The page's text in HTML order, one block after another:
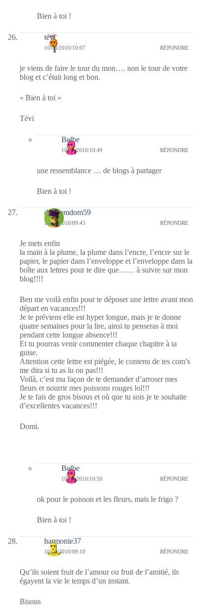
Bien à toi !
tévi
10/08/2010/10:07 RÉPONDRE
je viens de faire le tour du mon…. non le tour de votre
blog et c’était long et bon.
« Bien à toi »
Tévi
Belbe
10/08/2010/10:49 RÉPONDRE
une ressemblance … de blogs à partager
Bien à toi !
dimdamdom59
10/08/2010/09:45 RÉPONDRE
Je mets enfin
la main à la plume, la plume dans l’encre, l’encre sur le
papier, le papier dans l’enveloppe et l’enveloppe dans la
boîte aux lettres pour te dire que…… à suivre sur mon
blog!!!!
Ben me voilà enfin pour te déposer une lettre avant mon
départ en vacances!!!
Je te préviens elle est hyper longue, mais je te donne
quatre semaines pour la lire, ainsi tu penseras à moi
pendant cette longue absence!!!
Et tu pourras venir commenter chaque chapitre à ta
guise.
Attention cette lettre est piégée, le contenu de tes com’s
me dira si tu as lu ou pas!!!
Voilà, c’est ma façon de te demander d’arroser mes
fleurs et nourrir mes poissons rouges lol!!!
Je te fais de gros bisous et où que tu sois je te souhaite
d’excellentes vacances!!!
Domi.
Belbe
10/08/2010/10:50 RÉPONDRE
ok pour le poisson et les fleurs, mais le frigo ?
Bien à toi !
harmonie37
10/08/2010/09:10 RÉPONDRE
Qu’ils soient fruit de l’amour ou fruit de l’amitié, ils
égayent la vie le temps d’un instant.
Bisous